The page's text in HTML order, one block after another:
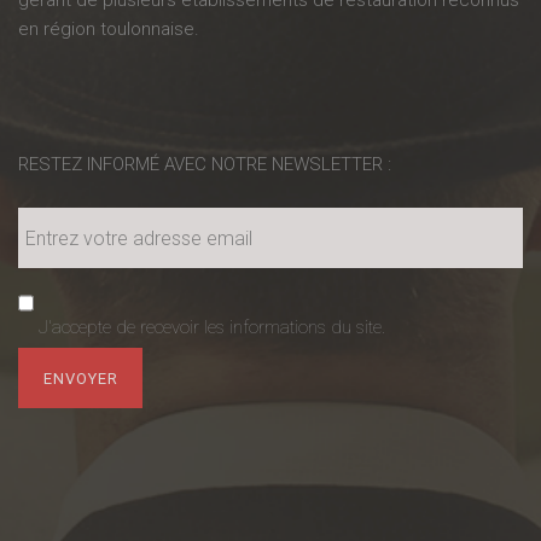
en région toulonnaise.
RESTEZ INFORMÉ AVEC NOTRE NEWSLETTER :
J'accepte de recevoir les informations du site.